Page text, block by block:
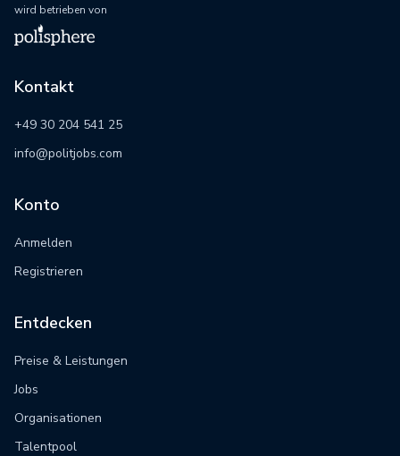
wird betrieben von
Kontakt
+49 30 204 541 25
info@politjobs.com
Konto
Anmelden
Registrieren
Entdecken
Preise & Leistungen
Jobs
Organisationen
Talentpool